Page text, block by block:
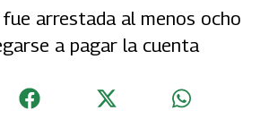
arrestada al menos ocho
a pagar la cuenta